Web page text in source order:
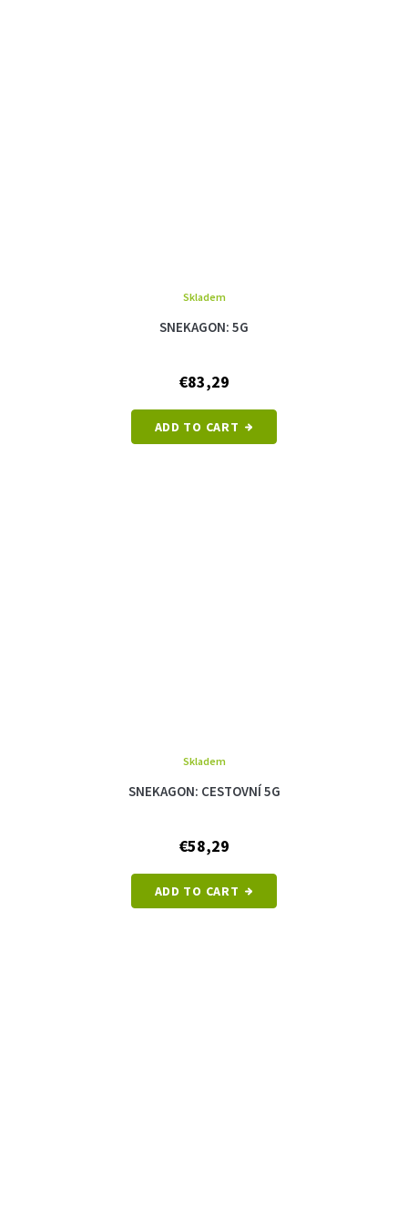
SNEKAGON: 5G
Skladem
€83,29
ADD TO CART
SNEKAGON: CESTOVNÍ 5G
Skladem
€58,29
ADD TO CART